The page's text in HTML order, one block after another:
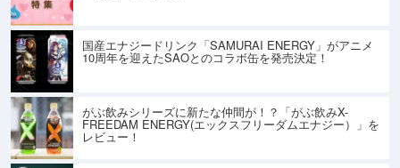
国産エナジードリンク「SAMURAI ENERGY」がアニメ
10周年を迎えたSAOとのコラボ缶を発売決定！
がぶ飲みシリーズに新たな仲間が！？「がぶ飲みX-
FREEDAM ENERGY(エックスフリーダムエナジー）」を
レビュー！